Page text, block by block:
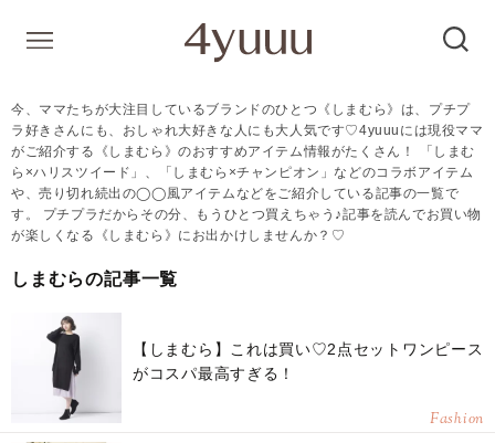
今、ママたちが大注目しているブランドのひとつ《しまむら》は、プチプ
ラ好きさんにも、おしゃれ大好きな人にも大人気です♡4yuuuには現役ママ
がご紹介する《しまむら》のおすすめアイテム情報がたくさん！ 「しまむ
ら×ハリスツイード」、「しまむら×チャンピオン」などのコラボアイテム
や、売り切れ続出の◯◯風アイテムなどをご紹介している記事の一覧で
す。 プチプラだからその分、もうひとつ買えちゃう♪記事を読んでお買い物
が楽しくなる《しまむら》にお出かけしませんか？♡
しまむらの記事一覧
【しまむら】これは買い♡2点セットワンピース
がコスパ最高すぎる！
Fashion